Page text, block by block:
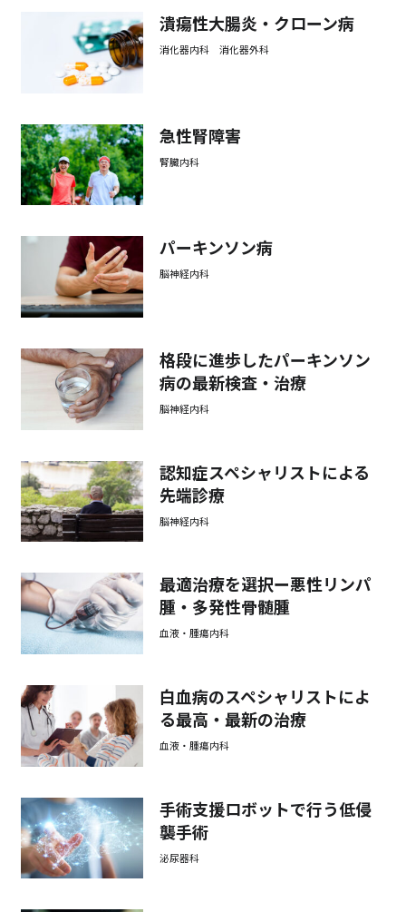
潰瘍性大腸炎・クローン病
消化器内科 消化器外科
急性腎障害
腎臓内科
パーキンソン病
脳神経内科
格段に進歩したパーキンソン
病の最新検査・治療
脳神経内科
認知症スペシャリストによる
先端診療
脳神経内科
最適治療を選択ー悪性リンパ
腫・多発性骨髄腫
血液・腫瘍内科
白血病のスペシャリストによ
る最高・最新の治療
血液・腫瘍内科
手術支援ロボットで行う低侵
襲手術
泌尿器科